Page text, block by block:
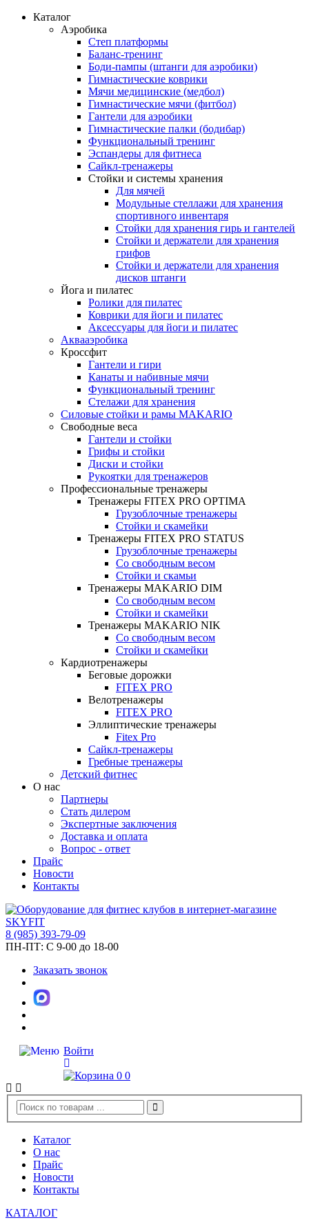
Каталог
Аэробика
Степ платформы
Баланс-тренинг
Боди-пампы (штанги для аэробики)
Гимнастические коврики
Мячи медицинские (медбол)
Гимнастические мячи (фитбол)
Гантели для аэробики
Гимнастические палки (бодибар)
Функциональный тренинг
Эспандеры для фитнеса
Сайкл-тренажеры
Стойки и системы хранения
Для мячей
Модульные стеллажи для хранения
спортивного инвентаря
Стойки для хранения гирь и гантелей
Стойки и держатели для хранения
грифов
Стойки и держатели для хранения
дисков штанги
Йога и пилатес
Ролики для пилатес
Коврики для йоги и пилатес
Аксессуары для йоги и пилатес
Аквааэробика
Кроссфит
Гантели и гири
Канаты и набивные мячи
Функциональный тренинг
Стелажи для хранения
Силовые стойки и рамы MAKARIO
Свободные веса
Гантели и стойки
Грифы и стойки
Диски и стойки
Рукоятки для тренажеров
Профессиональные тренажеры
Тренажеры FITEX PRO OPTIMA
Грузоблочные тренажеры
Стойки и скамейки
Тренажеры FITEX PRO STATUS
Грузоблочные тренажеры
Со свободным весом
Стойки и скамьи
Тренажеры MAKARIO DIM
Со свободным весом
Стойки и скамейки
Тренажеры MAKARIO NIK
Со свободным весом
Стойки и скамейки
Кардиотренажеры
Беговые дорожки
FITEX PRO
Велотренажеры
FITEX PRO
Эллиптические тренажеры
Fitex Pro
Сайкл-тренажеры
Гребные тренажеры
Детский фитнес
О нас
Партнеры
Стать дилером
Экспертные заключения
Доставка и оплата
Вопрос - ответ
Прайс
Новости
Контакты
8 (985) 393-79-09
ПН-ПТ: С 9-00 до 18-00
Заказать звонок
Войти
0 0
Каталог
О нас
Прайс
Новости
Контакты
КАТАЛОГ